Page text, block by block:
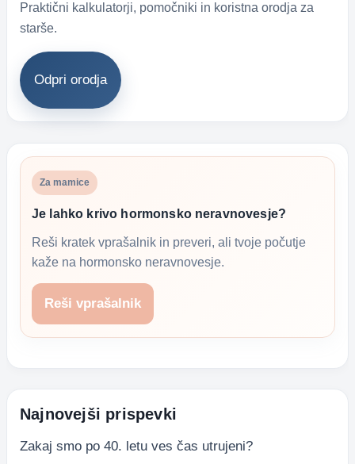
Praktični kalkulatorji, pomočniki in koristna orodja za
starše.
Odpri orodja
Za mamice
Je lahko krivo hormonsko neravnovesje?
Reši kratek vprašalnik in preveri, ali tvoje počutje
kaže na hormonsko neravnovesje.
Reši vprašalnik
Najnovejši prispevki
Zakaj smo po 40. letu ves čas utrujeni?